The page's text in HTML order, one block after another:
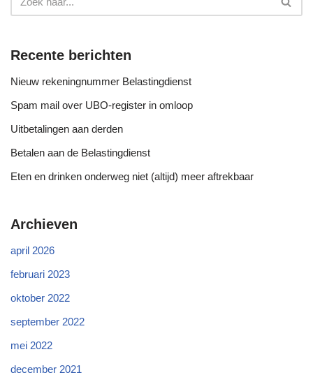
Recente berichten
Nieuw rekeningnummer Belastingdienst
Spam mail over UBO-register in omloop
Uitbetalingen aan derden
Betalen aan de Belastingdienst
Eten en drinken onderweg niet (altijd) meer aftrekbaar
Archieven
april 2026
februari 2023
oktober 2022
september 2022
mei 2022
december 2021